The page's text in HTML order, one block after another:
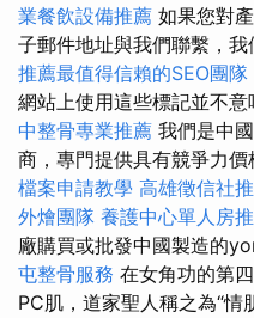
業餐飲設備推薦 如果您對
子郵件地址與我們聯繫，我
推薦最值得信賴的SEO團隊
網站上使用這些標記並不
中整骨專業推薦 我們是中
商，專門提供具有競爭力價
檔案申請教學 高雄徵信社
外燴團隊 養護中心單人房
廠購買或批發中國製造的
屯整骨服務 在女角功的第
PC肌，道家聖人稱之為“情